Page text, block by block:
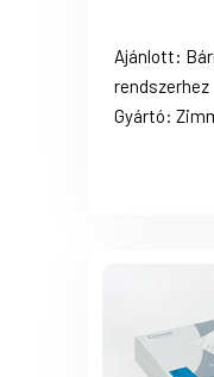
Ajánlott:
rendszerhez
Gyártó: